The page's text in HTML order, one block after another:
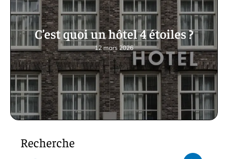
C’est quoi un hôtel 4 étoiles ?
12 mars 2026
Recherche